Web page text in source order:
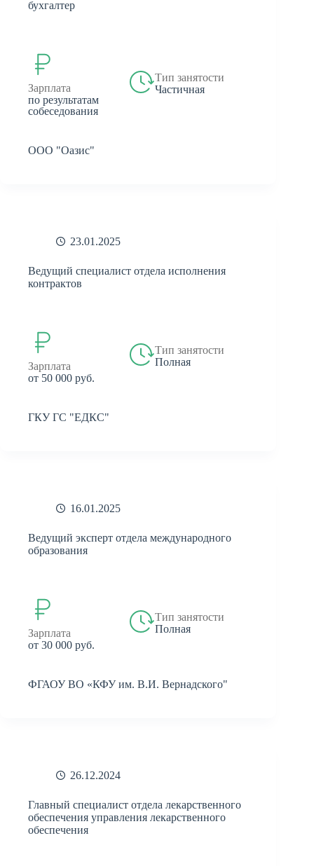
бухгалтер
Зарплата
по результатам
собеседования
Тип занятости
Частичная
ООО "Оазис"
23.01.2025
Ведущий специалист отдела исполнения
контрактов
Зарплата
от 50 000 руб.
Тип занятости
Полная
ГКУ ГС "ЕДКС"
16.01.2025
Ведущий эксперт отдела международного
образования
Зарплата
от 30 000 руб.
Тип занятости
Полная
ФГАОУ ВО «КФУ им. В.И. Вернадского"
26.12.2024
Главный специалист отдела лекарственного
обеспечения управления лекарственного
обеспечения